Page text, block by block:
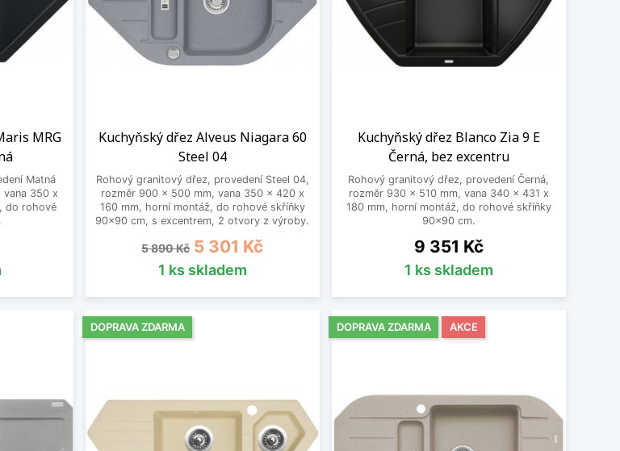
MRG
Matná
350 x
do rohové
Kuchyňský dřez Alveus Niagara 60
Steel 04
Rohový granitový dřez, provedení Steel 04,
rozměr 900 x 500 mm, vana 350 x 420 x
160 mm, horní montáž, do rohové skříňky
90x90 cm, s excentrem, 2 otvory z výroby.
Běžná cena
5 890 Kč Cena
5 301 Kč
1 ks skladem
Kuchyňský dřez Blanco Zia 9 E
Černá, bez excentru
Rohový granitový dřez, provedení Černá,
rozměr 930 x 510 mm, vana 340 x 431 x
180 mm, horní montáž, do rohové skříňky
90x90 cm.
Cena
9 351 Kč
1 ks skladem
DOPRAVA ZDARMA DOPRAVA ZDARMA AKCE